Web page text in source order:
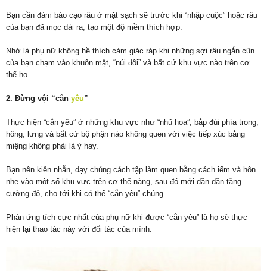
Bạn cần đảm bảo cạo râu ở mặt sạch sẽ trước khi “nhập cuộc” hoặc râu
của bạn đã mọc dài ra, tạo một độ mềm thích hợp.
Nhớ là phụ nữ không hề thích cảm giác ráp khi những sợi râu ngắn cũn
của bạn chạm vào khuôn mặt, “núi đôi” và bất cứ khu vực nào trên cơ
thể họ.
2. Đừng vội “cắn yêu”
Thực hiện “cắn yêu” ở những khu vực như “nhũ hoa”, bắp đùi phía trong,
hông, lưng và bất cứ bộ phận nào không quen với việc tiếp xúc bằng
miệng không phải là ý hay.
Bạn nên kiên nhẫn, dạy chúng cách tập làm quen bằng cách iếm và hôn
nhẹ vào một số khu vực trên cơ thể nàng, sau đó mới dần dần tăng
cường độ, cho tới khi có thể “cắn yêu” chúng.
Phản ứng tích cực nhất của phụ nữ khi được “cắn yêu” là họ sẽ thực
hiện lại thao tác này với đối tác của mình.